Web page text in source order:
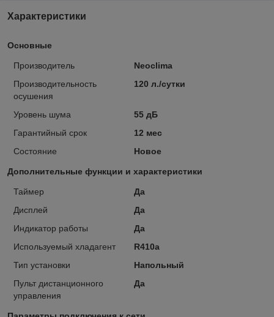
Характеристики
Основные
Производитель
Neoclima
Производительность
осушения
120 л./сутки
Уровень шума
55 дБ
Гарантийный срок
12 мес
Состояние
Новое
Дополнительные функции и характеристики
Таймер
Да
Дисплей
Да
Индикатор работы
Да
Используемый хладагент
R410a
Тип установки
Напольный
Пульт дистанционного
управления
Да